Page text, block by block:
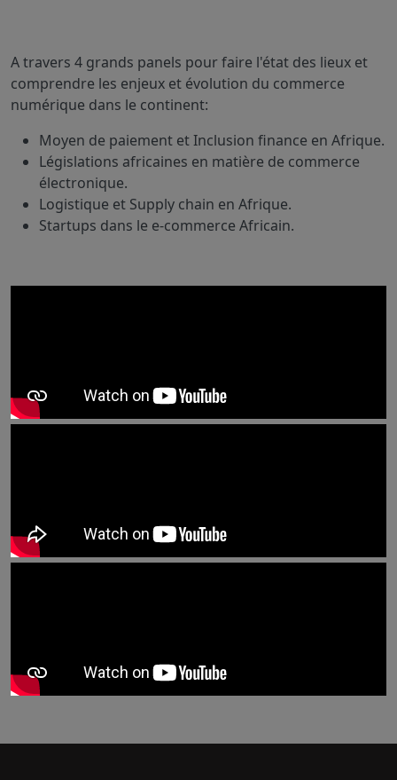
A travers 4 grands panels pour faire l'état des lieux et
comprendre les enjeux et évolution du commerce
numérique dans le continent:
Moyen de paiement et Inclusion finance en Afrique.
Législations africaines en matière de commerce
électronique.
Logistique et Supply chain en Afrique.
Startups dans le e-commerce Africain.